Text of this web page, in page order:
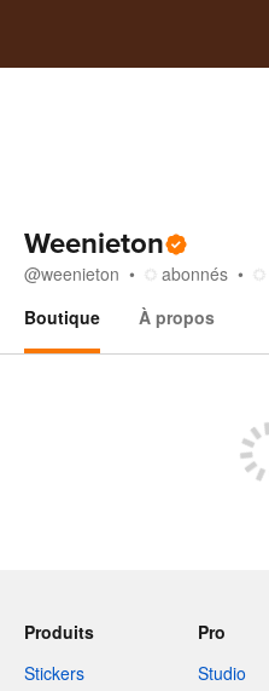
Weenieton
@weenieton abonnés
Boutique
À propos
Produits
Stickers
Pro
Studio